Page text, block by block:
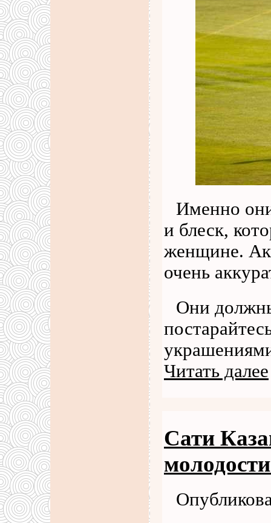
Именно
и блеск,
женщине.
очень
Они
Читать далее
Сати